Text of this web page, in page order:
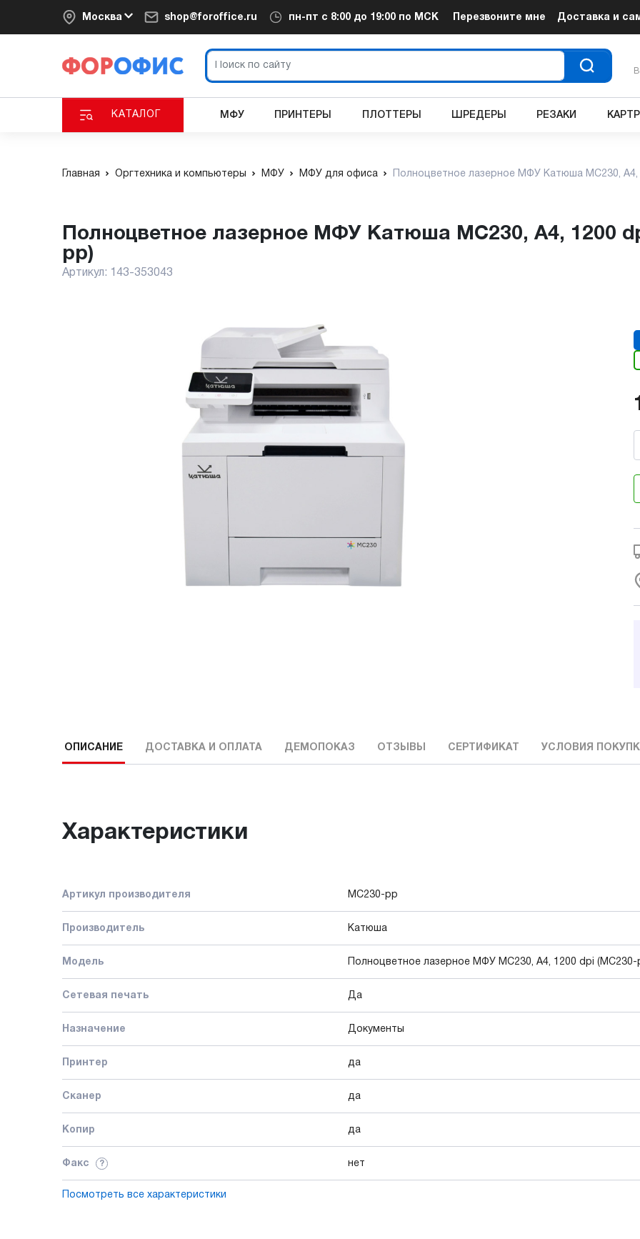
Москва shop@foroffice.ru пн-пт с 8:00 до 19:00 по МСК Перезвоните мне Доставка и
КАТАЛОГ МФУ ПРИНТЕРЫ ПЛОТТЕРЫ ШРЕДЕРЫ РЕЗАКИ
Главная Оргтехника и компьютеры МФУ МФУ для офиса Полноцветное лазерное МФУ Катюша МC230, А4,
Полноцветное лазерное МФУ Катюша МC230, А4, 1200 dpi (MC230-
рр)
Артикул: 143-353043
ОПИСАНИЕ ДОСТАВКА И ОПЛАТА ДЕМОПОКАЗ ОТЗЫВЫ СЕРТИФИКАТ УСЛОВИЯ
Характеристики
Артикул производителя MC230-рр
Производитель Катюша
Модель Полноцветное лазерное МФУ МC230, А4, 1200 dpi (MC230-
Сетевая печать Да
Назначение Документы
Принтер да
Сканер да
Копир да
Факс ? нет
Посмотреть все характеристики